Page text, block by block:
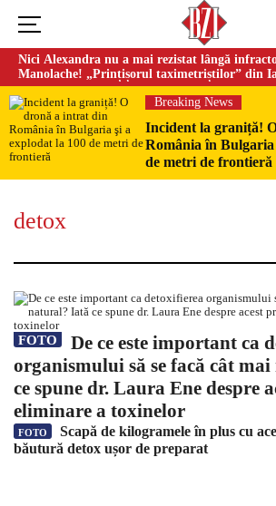
Nici Alexandra nu a mai rezistat lângă
Manolache! „Prințișorul taximetriștilor” din
doi ani de căsnicie
Breaking News
Incident la graniță!
România în Bulgaria
de metri de frontieră
detox
FOTO
De ce este important ca
organismului să se facă cât
ce spune dr. Laura Ene despre
eliminare a toxinelor
FOTO
Scapă de kilogramele în plus cu
băutură detox ușor de preparat